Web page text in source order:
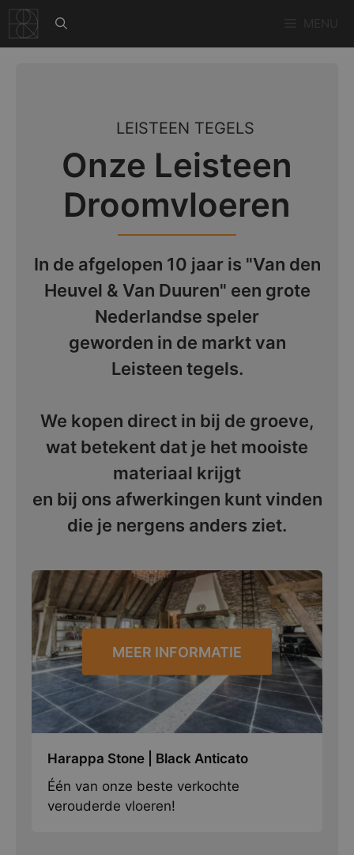
naar
de
LEISTEEN TEGELS
Onze Leisteen
Droomvloeren
In de afgelopen 10 jaar is "Van den
Heuvel & Van Duuren" een grote
Nederlandse speler
geworden in de markt van
Leisteen tegels.
We kopen direct in bij de groeve,
wat betekent dat je het mooiste
materiaal krijgt
en bij ons afwerkingen kunt vinden
die je nergens anders ziet.
MEER INFORMATIE
Harappa Stone | Black Anticato
Één van onze beste verkochte
verouderde vloeren!